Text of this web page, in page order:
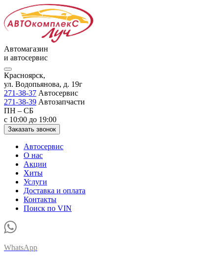
Автомагазин
и автосервис
Красноярск,
ул. Водопьянова, д. 19г
271-38-37 Автосервис
271-38-39 Автозапчасти
ПН – СБ
с 10:00 до 19:00
Заказать звонок
Автосервис
О нас
Акции
Хиты
Услуги
Доставка и оплата
Контакты
Поиск по VIN
WhatsApp